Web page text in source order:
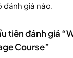
đánh giá nào.
tiên đánh giá
Course”